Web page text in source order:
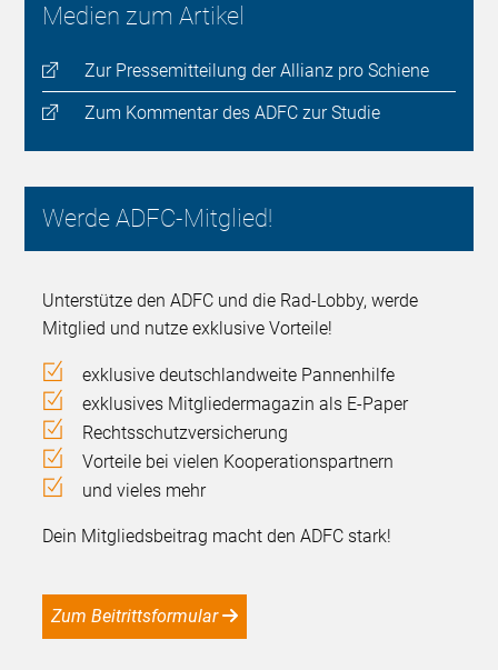
Medien zum Artikel
Zur Pressemitteilung der Allianz pro Schiene
Zum Kommentar des ADFC zur Studie
Werde ADFC-Mitglied!
Unterstütze den ADFC und die Rad-Lobby, werde
Mitglied und nutze exklusive Vorteile!
exklusive deutschlandweite Pannenhilfe
exklusives Mitgliedermagazin als E-Paper
Rechtsschutzversicherung
Vorteile bei vielen Kooperationspartnern
und vieles mehr
Dein Mitgliedsbeitrag macht den ADFC stark!
Zum Beitrittsformular